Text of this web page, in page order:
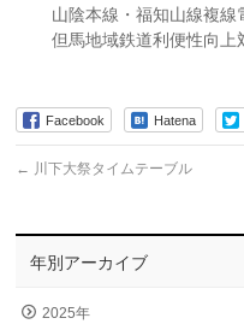
山陰本線・福知山線複線
但馬地域鉄道利便性向上
Facebook Hatena
← 川下大祭タイムテーブル
年別アーカイブ
2025年